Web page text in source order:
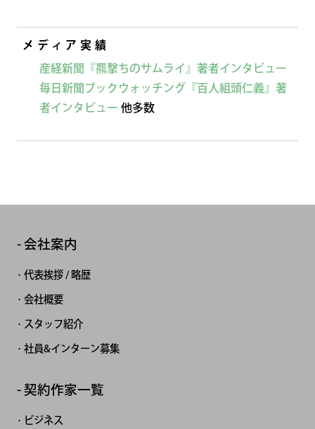
メディア実績
産経新聞『羆撃ちのサムライ』著者インタビュー
毎日新聞ブックウォッチング『百人組頭仁義』著
者インタビュー 他多数
会社案内
代表挨拶 / 略歴
会社概要
スタッフ紹介
社員&インターン募集
契約作家一覧
ビジネス